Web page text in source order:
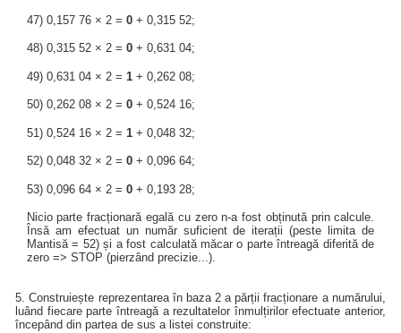
47) 0,157 76 × 2 = 0+ 0,315 52;
48) 0,315 52 × 2 = 0+ 0,631 04;
49) 0,631 04 × 2 = 1+ 0,262 08;
50) 0,262 08 × 2 = 0+ 0,524 16;
51) 0,524 16 × 2 = 1+ 0,048 32;
52) 0,048 32 × 2 = 0+ 0,096 64;
53) 0,096 64 × 2 = 0+ 0,193 28;
Nicio parte fracționară egală cu zero n-a fost obținută prin calcule.
Însă am efectuat un număr suficient de iterații (peste limita de
Mantisă = 52) și a fost calculată măcar o parte întreagă diferită de
zero => STOP (pierzând precizie...).
5. Construiește reprezentarea în baza 2 a părții fracționare a numărului,
luând fiecare parte întreagă a rezultatelor înmulțirilor efectuate anterior,
începând din partea de sus a listei construite: